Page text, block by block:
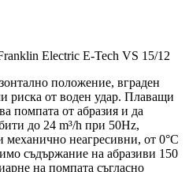
Electric E-Tech VS 15/12
положение, вграден
риска от воден удар. Плаващи
помпата от абразия и да
до 24 m³/h при 50Hz,
неагресивни, от 0°C
съдържание на абразиви 150
на помпата съгласно